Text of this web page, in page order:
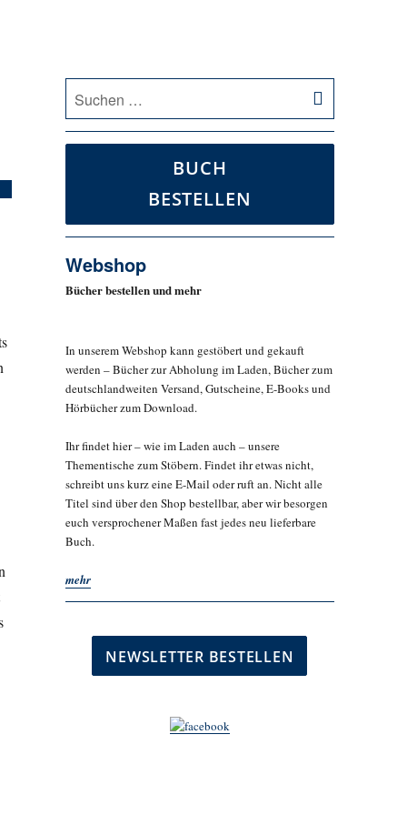
nach:
BUCH
BESTELLEN
Webshop
Bücher bestellen und mehr
In unserem Webshop kann gestöbert und gekauft
werden – Bücher zur Abholung im Laden, Bücher zum
deutschlandweiten Versand, Gutscheine, E-Books und
Hörbücher zum Download.
Ihr findet hier – wie im Laden auch – unsere
Thementische zum Stöbern. Findet ihr etwas nicht,
schreibt uns kurz eine E-Mail oder ruft an. Nicht alle
Titel sind über den Shop bestellbar, aber wir besorgen
euch versprochener Maßen fast jedes neu lieferbare
Buch.
mehr